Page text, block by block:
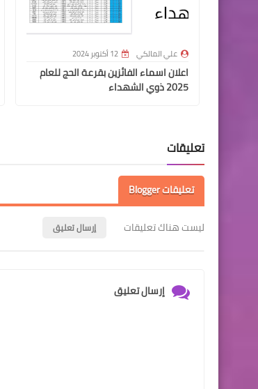
علي المالكي 12 أكتوبر 2024
اعلان اسماء الفائزين بقرعة الحج للعام
2025 ذوي الشهداء
تعليقات
تعليقات Blogger
ليست هناك تعليقات إرسال تعليق
إرسال تعليق